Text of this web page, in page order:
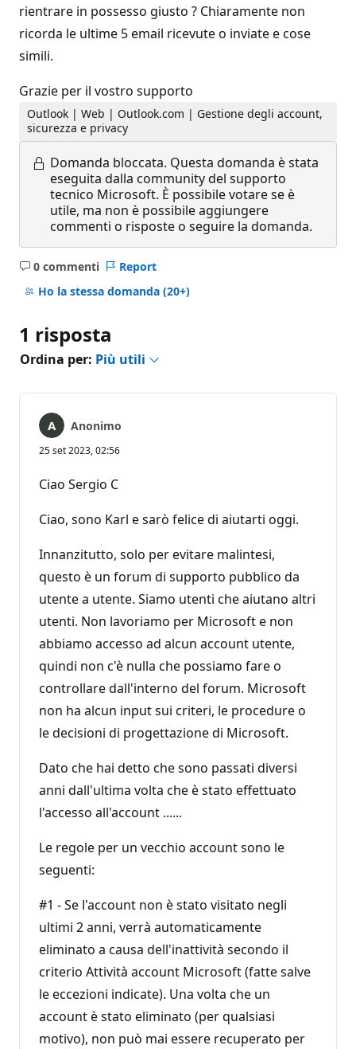
rientrare in possesso giusto ? Chiaramente non
ricorda le ultime 5 email ricevute o inviate e cose
simili.
Grazie per il vostro supporto
Outlook | Web | Outlook.com | Gestione degli account,
sicurezza e privacy
Domanda bloccata. Questa domanda è stata
eseguita dalla community del supporto
tecnico Microsoft. È possibile votare se è
utile, ma non è possibile aggiungere
commenti o risposte o seguire la domanda.
0 commenti
Nessun
commento
Report
Ho la stessa domanda (20+)
1 risposta
Ordina per: Più utili
Anonimo
25 set 2023, 02:56
Ciao Sergio C
Ciao, sono Karl e sarò felice di aiutarti oggi.
Innanzitutto, solo per evitare malintesi,
questo è un forum di supporto pubblico da
utente a utente. Siamo utenti che aiutano altri
utenti. Non lavoriamo per Microsoft e non
abbiamo accesso ad alcun account utente,
quindi non c'è nulla che possiamo fare o
controllare dall'interno del forum. Microsoft
non ha alcun input sui criteri, le procedure o
le decisioni di progettazione di Microsoft.
Dato che hai detto che sono passati diversi
anni dall'ultima volta che è stato effettuato
l'accesso all'account ......
Le regole per un vecchio account sono le
seguenti:
#1 - Se l'account non è stato visitato negli
ultimi 2 anni, verrà automaticamente
eliminato a causa dell'inattività secondo il
criterio Attività account Microsoft (fatte salve
le eccezioni indicate). Una volta che un
account è stato eliminato (per qualsiasi
motivo), non può mai essere recuperato per